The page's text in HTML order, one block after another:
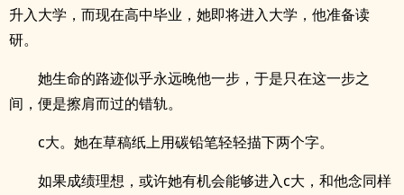
升入大学，而现在高中毕业，她即将进入大学，他准备读
研。
她生命的路迹似乎永远晚他一步，于是只在这一步之
间，便是擦肩而过的错轨。
c大。她在草稿纸上用碳铅笔轻轻描下两个字。
如果成绩理想，或许她有机会能够进入c大，和他念同样